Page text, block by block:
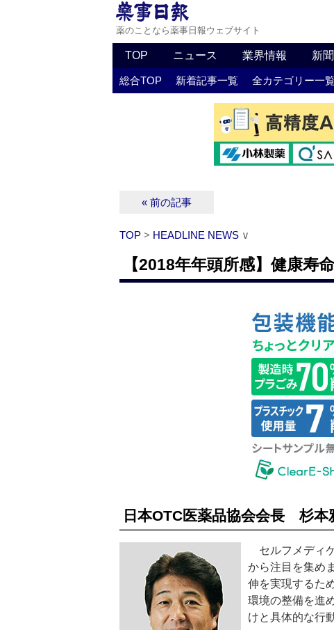
薬のことなら薬事日報ウェブサイト
TOP ニュース 業界情報 新
総合TOP 新着記事一覧 全カテゴリー一
« 前の記事
TOP > HEADLINE NEWS ∨
【2018年年頭所感】健康寿
日本OTC医薬品協会会長 杉本
セルフメディ
から注目を集め
伸を実現するた
環境の整備を進
けと具体的な行